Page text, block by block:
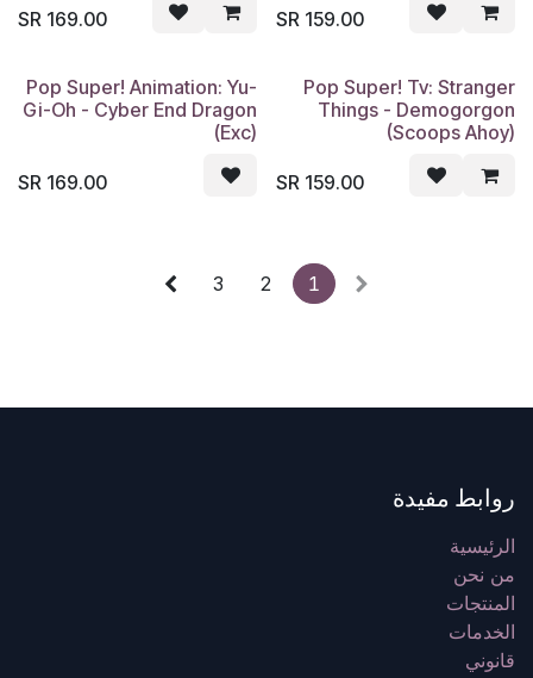
159.00
169.00
Pop Super! Tv: Stranger
Things - Demogorgon
(Scoops Ahoy)
159.00
Pop Super! Animation: Yu-
Gi-Oh - Cyber End Dragon
(Exc)
169.00
1
2
3
روابط مفيدة
الرئيسية
من نحن
المنتجات
الخدمات
قانوني